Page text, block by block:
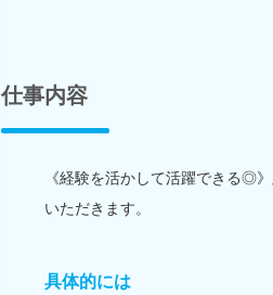
仕事内容
《経験を活かして活躍できる◎
いただきます。
具体的には